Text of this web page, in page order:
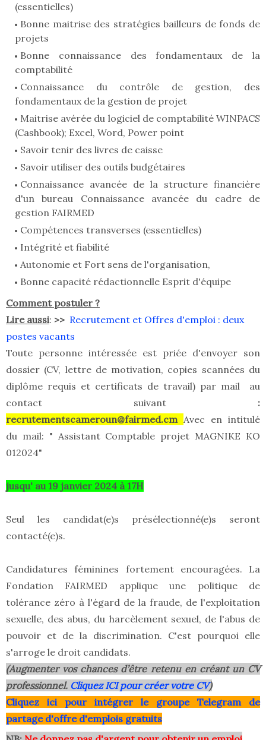
(essentielles)
Bonne maitrise des stratégies bailleurs de fonds de
projets
Bonne connaissance des fondamentaux de la
comptabilité
Connaissance du contrôle de gestion, des
fondamentaux de la gestion de projet
Maitrise avérée du logiciel de comptabilité WINPACS
(Cashbook); Excel, Word, Power point
Savoir tenir des livres de caisse
Savoir utiliser des outils budgétaires
Connaissance avancée de la structure financière
d'un bureau Connaissance avancée du cadre de
gestion FAIRMED
Compétences transverses (essentielles)
Intégrité et fiabilité
Autonomie et Fort sens de l'organisation,
Bonne capacité rédactionnelle Esprit d'équipe
Comment postuler ?
Lire aussi: >> Recrutement et Offres d'emploi : deux
postes vacants
Toute personne intéressée est priée d'envoyer son
dossier (CV, lettre de motivation, copies scannées du
diplôme requis et certificats de travail) par mail au
contact suivant :
recrutementscameroun@fairmed.cm Avec en intitulé
du mail: " Assistant Comptable projet MAGNIKE KO
012024"
jusqu' au 19 janvier 2024 à 17H
Seul les candidat(e)s présélectionné(e)s seront
contacté(e)s.
Candidatures féminines fortement encouragées. La
Fondation FAIRMED applique une politique de
tolérance zéro à l'égard de la fraude, de l'exploitation
sexuelle, des abus, du harcèlement sexuel, de l'abus de
pouvoir et de la discrimination. C'est pourquoi elle
s'arroge le droit candidats.
(Augmenter vos chances d’être retenu en créant un CV
professionnel. Cliquez ICI pour créer votre CV)
Cliquez ici pour intégrer le groupe Telegram de
partage d'offre d'emplois gratuits